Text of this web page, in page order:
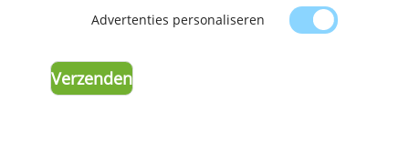
helpen bij het aanmelden voor onze
om uw gegevens te beschermen, of om
uwadvertentieinstellingen